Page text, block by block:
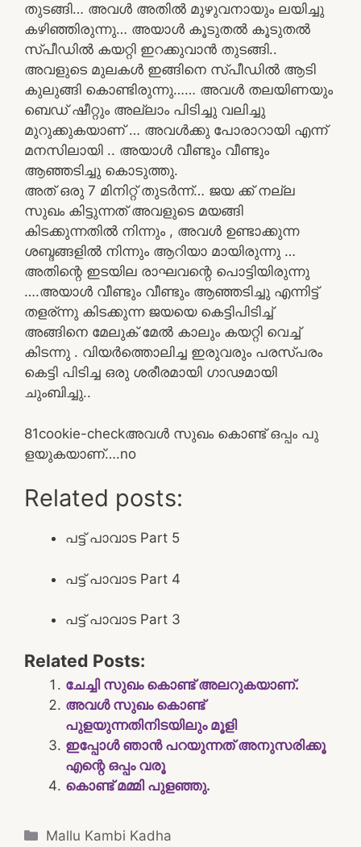
തുടങ്ങി… അവൾ അതിൽ മുഴുവനായും ലയിച്ചു
കഴിഞ്ഞിരുന്നു… അയാൾ കൂടുതൽ കൂടുതൽ
സ്പീഡിൽ കയറ്റി ഇറക്കുവാൻ തുടങ്ങി..
അവളുടെ മുലകൾ ഇങ്ങിനെ സ്പീഡിൽ ആടി
കുലുങ്ങി കൊണ്ടിരുന്നു…… അവൾ തലയിണയും
ബെഡ് ഷീറ്റും അല്ലാം പിടിച്ചു വലിച്ചു
മുറുക്കുകയാണ് … അവൾക്കു പോരാറായി എന്ന്
മനസിലായി .. അയാൾ വീണ്ടും വീണ്ടും
ആഞ്ഞടിച്ചു കൊടുത്തു.
അത് ഒരു 7 മിനിറ്റ് തുടർന്ന്… ജയ ക്ക് നല്ല
സുഖം കിട്ടുന്നത് അവളുടെ മയങ്ങി
കിടക്കുന്നതിൽ നിന്നും , അവൾ ഉണ്ടാക്കുന്ന
ശബ്ദങ്ങളിൽ നിന്നും ആറിയാ മായിരുന്നു …
അതിന്റെ ഇടയില രാഘവന്റെ പൊട്ടിയിരുന്നു
….അയാൾ വീണ്ടും വീണ്ടും ആഞ്ഞടിച്ചു എന്നിട്ട്
തളര്ന്നു കിടക്കുന്ന ജയയെ കെട്ടിപിടിച്ച്
അങ്ങിനെ മേലുക് മേൽ കാലും കയറ്റി വെച്ച്
കിടന്നു . വിയർത്തൊലിച്ച ഇരുവരും പരസ്പരം
കെട്ടി പിടിച്ച ഒരു ശരീരമായി ഗാഢമായി
ചുംബിച്ചു..
81cookie-checkഅവൾ സുഖം കൊണ്ട് ഒപ്പം പു
ളയുകയാണ്….no
Related posts:
പട്ട് പാവാട Part 5
പട്ട് പാവാട Part 4
പട്ട് പാവാട Part 3
Related Posts:
ചേച്ചി സുഖം കൊണ്ട് അലറുകയാണ്.
അവള്‍ സുഖം കൊണ്ട്
പുളയുന്നതിനിടയിലും മൂളി
ഇപ്പോൾ ഞാൻ പറയുന്നത് അനുസരിക്കൂ
എന്റെ ഒപ്പം വരൂ
കൊണ്ട് മമ്മി പുളഞ്ഞു.
Categories
Mallu Kambi Kadha